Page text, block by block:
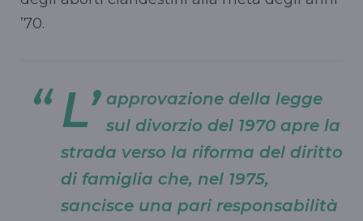
’70.
L’ approvazione della legge
sul divorzio del 1970 apre la
strada verso la riforma del diritto
di famiglia che, nel 1975,
sancisce una pari responsabilità